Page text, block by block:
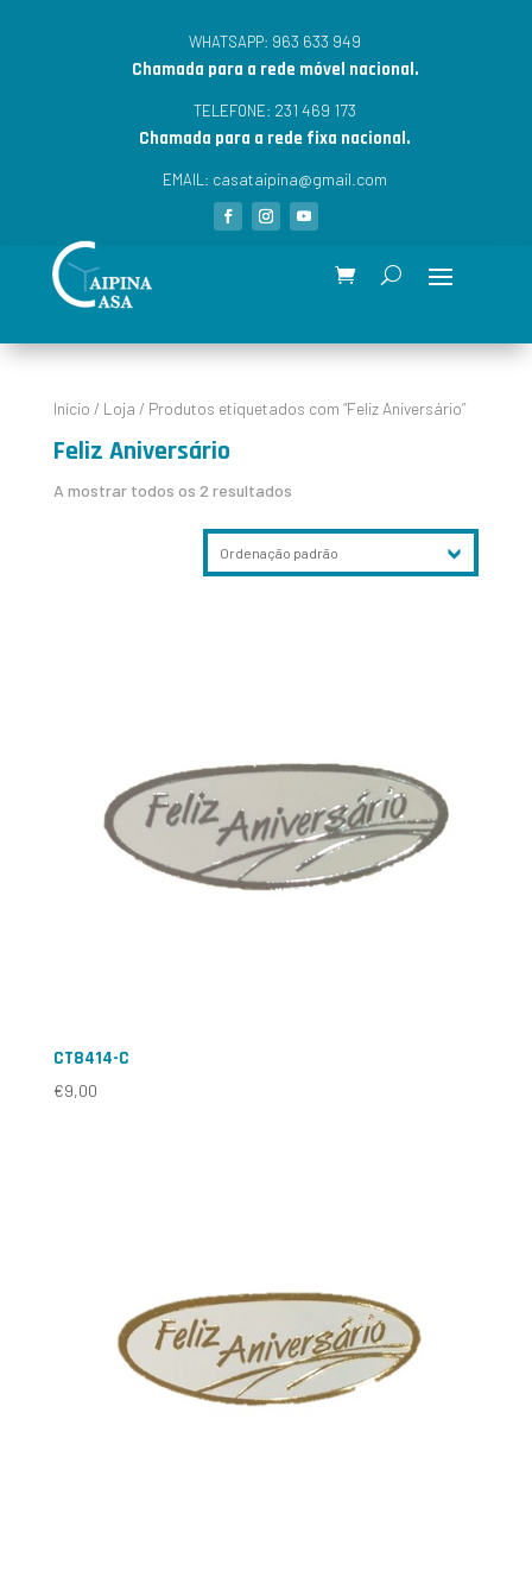
WHATSAPP: 963 633 949
Chamada para a rede móvel nacional.
TELEFONE: 231 469 173
Chamada para a rede fixa nacional.
EMAIL: casataipina@gmail.com
Início / Loja / Produtos etiquetados com “Feliz Aniversário”
Feliz Aniversário
A mostrar todos os 2 resultados
CT8414-C
€9,00